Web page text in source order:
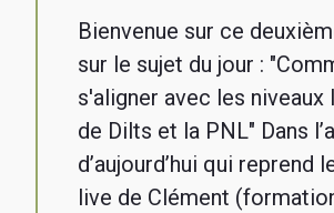
Bienvenue sur ce
sur le sujet du jour :
s'aligner avec les niveaux
de Dilts et la PNL" Dans
d’aujourd’hui qui reprend
live de Clément